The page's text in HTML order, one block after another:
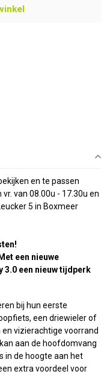
en te passen
van 08.00u - 17.30u en
5 in Boxmeer
een nieuwe
3.0 een nieuw tijdperk
bij hun eerste
een driewieler of
vizierachtige voorrand
aan de hoofdomvang
in de hoogte aan het
extra voordeel voor